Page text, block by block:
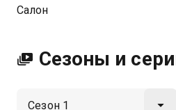
можете совершенно
Салон
Сезоны и